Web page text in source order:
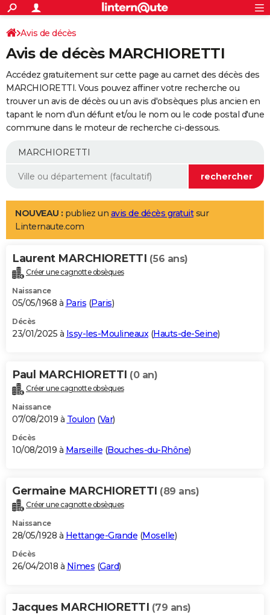
ACTUALITÉS
Politique
Société
Faits Divers
Education
Monde
Villes
+
SPORT
Coupe du monde 2026
Football
Tennis
Cyclisme
Rugby
Forum
Programme TV
TNT
Streaming
Cinéma
Sorties cinéma
Musique
+
FINANCE
Retraite
Epargne
Immobilier
Risques naturels par ville
Assurance
AUTO
Essais
Réserver un essai
Citadines
Berlines
SUV
Forum auto
+
Mobiles
Meilleur smartphone
Internet
Ordinateurs
Jeux vidéo
Guide high-tech
Aménagement intérieur
LIFESTYLE
Art de vivre
Bien-être
Loisirs
Mode
Modes de vie
Alimentation
Guide de la santé
Maladies
Médicaments
Sommeil
VOYAGE
Destinations
City break
Voyage nature
Voyage de noces
Forum
Climat
+PHOTO
GUIDES D'ACHAT
BONS PLANS
Carte de Noël
Carte Bonne année
Carte Saint-Valentin
Carte Pâques
Carte d'anniversaire
DICTIONNAIRE
Dictionnaire
Biographies
Citations
Expressions
Proverbes
PROGRAMME TV
S'inscrire
Se connecter
Lycées
Collèges
Primaires
Universités
Entreprises
Service militaire
Avis de recherche
AVIS DE DÉCÈS
Bricolage
Lifestyle
Culture
Sport
Auto
Television
Voyage
Cinema
Avis de décès
Avis de décès MARCHIORETTI
Accédez gratuitement sur cette page au carnet des décès des
MARCHIORETTI. Vous pouvez affiner votre recherche ou
trouver un avis de décès ou un avis d'obsèques plus ancien en
tapant le nom d'un défunt et/ou le nom ou le code postal d'une
commune dans le moteur de recherche ci-dessous.
NOUVEAU : publiez un avis de décès gratuitsur
Linternaute.com
Laurent MARCHIORETTI (56 ans)
Créer une cagnotte obsèques
Naissance
05/05/1968 à Paris (Paris)
Décès
23/01/2025 à Issy-les-Moulineaux(Hauts-de-Seine)
Paul MARCHIORETTI (0 an)
Créer une cagnotte obsèques
Naissance
07/08/2019 à Toulon (Var)
Décès
10/08/2019 à Marseille (Bouches-du-Rhône)
Germaine MARCHIORETTI (89 ans)
Créer une cagnotte obsèques
Naissance
28/05/1928 à Hettange-Grande (Moselle)
Décès
26/04/2018 à Nîmes (Gard)
Jacques MARCHIORETTI (79 ans)